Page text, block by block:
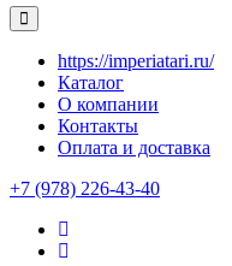
https://imperiatari.ru/
Каталог
О компании
Контакты
Оплата и доставка
+7 (978) 226-43-40